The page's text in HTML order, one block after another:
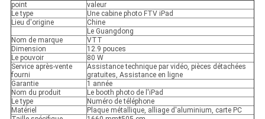
point
valeur
Le type
Une cabine photo FTV iPad
Lieu d'origine
Chine
Le Guangdong
Nom de marque
VTT
Dimension
12.9 pouces
Le pouvoir
80 W
Service après-vente
fourni
Assistance technique par vidéo, pièces détachées
gratuites, Assistance en ligne
Garantie
1 année
Nom du produit
Le booth photo de l'iPad
Le type
Numéro de téléphone
Matériel
Plaque métallique, alliage d'aluminium, carte PC